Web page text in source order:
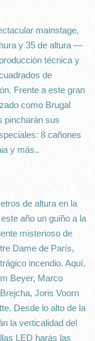
mainstage,
y 35 de altura —
técnica y
de
Frente a este gran
como Brugal
pincharán sus
8 cañones
y más..
de altura en la
año un guiño a la
misterioso de
Dame de París,
incendio. Aquí,
Beyer, Marco
Joris Voorn
Desde lo alto de la
la verticalidad del
LED harás las